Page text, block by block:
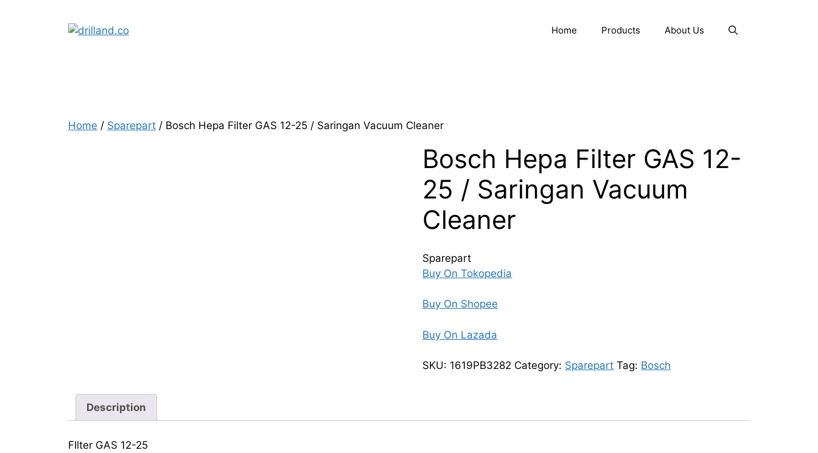
Home Products About Us
Home / Sparepart / Bosch Hepa Filter GAS 12-25 / Saringan Vacuum Cleaner
Bosch Hepa Filter GAS 12-
25 / Saringan Vacuum
Cleaner
Sparepart
Buy On Tokopedia
Buy On Shopee
Buy On Lazada
SKU: 1619PB3282 Category: Sparepart Tag: Bosch
Description
FIlter GAS 12-25